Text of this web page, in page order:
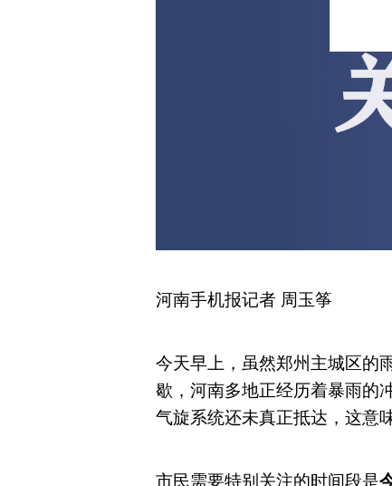
河南手机报记者 周玉筝
今天早上，虽然郑州主城区的
歇 ， 河南多地正经历着暴雨的
气旋系统还未真正抵达，这意
市民需要特别关注的时间段是